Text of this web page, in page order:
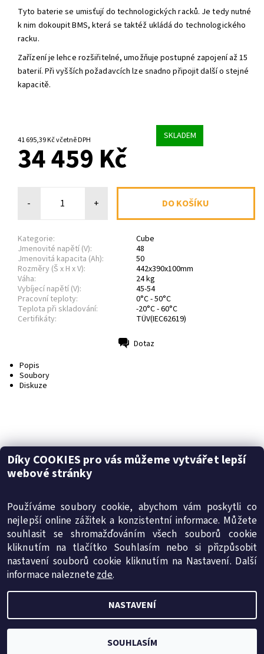
Tyto baterie se umisťují do technologických racků. Je tedy nutné
k nim dokoupit BMS, která se taktéž ukládá do technologického
racku.
Zařízení je lehce rozšiřitelné, umožňuje postupné zapojení až 15
baterií. Při vyšších požadavcích lze snadno připojit další o stejné
kapacitě.
41 695,39 Kč včetně DPH SKLADEM
34 459 Kč
- +
Kategorie:
Cube
Jmenovité napětí (V):
48
Jmenovitá kapacita (Ah):
50
Rozměry (Š x H x V):
442x390x100mm
Váha:
24 kg
Vybíjecí napětí (V):
45-54
Pracovní teploty:
0°C - 50°C
Teplota při skladování:
-20°C - 60°C
Certifikáty:
TÜV(IEC62619)
Dotaz
Popis
Soubory
Diskuze
Pylontech datasheet (715.2 kB)
Pylontech manual (3.1 MB)
Přidat komentář
SMT-energy s.r.o. Obchodní podmínky | Reklamační řád
| Ochrana osobních údajů | Cookies
2026 © internetový obchod insolar.cz, všechna práva vyhrazena
Vytvořil Shoptet
Díky COOKIES pro vás můžeme vytvářet lepší
webové stránky
Používáme soubory cookie, abychom vám poskytli co
nejlepší online zážitek a konzistentní informace. Můžete
souhlasit se shromažďováním všech souborů cookie
kliknutím na tlačítko Souhlasím nebo si přizpůsobit
nastavení souborů cookie kliknutím na Nastavení. Další
informace naleznetezde.
NASTAVENÍ
SOUHLASÍM